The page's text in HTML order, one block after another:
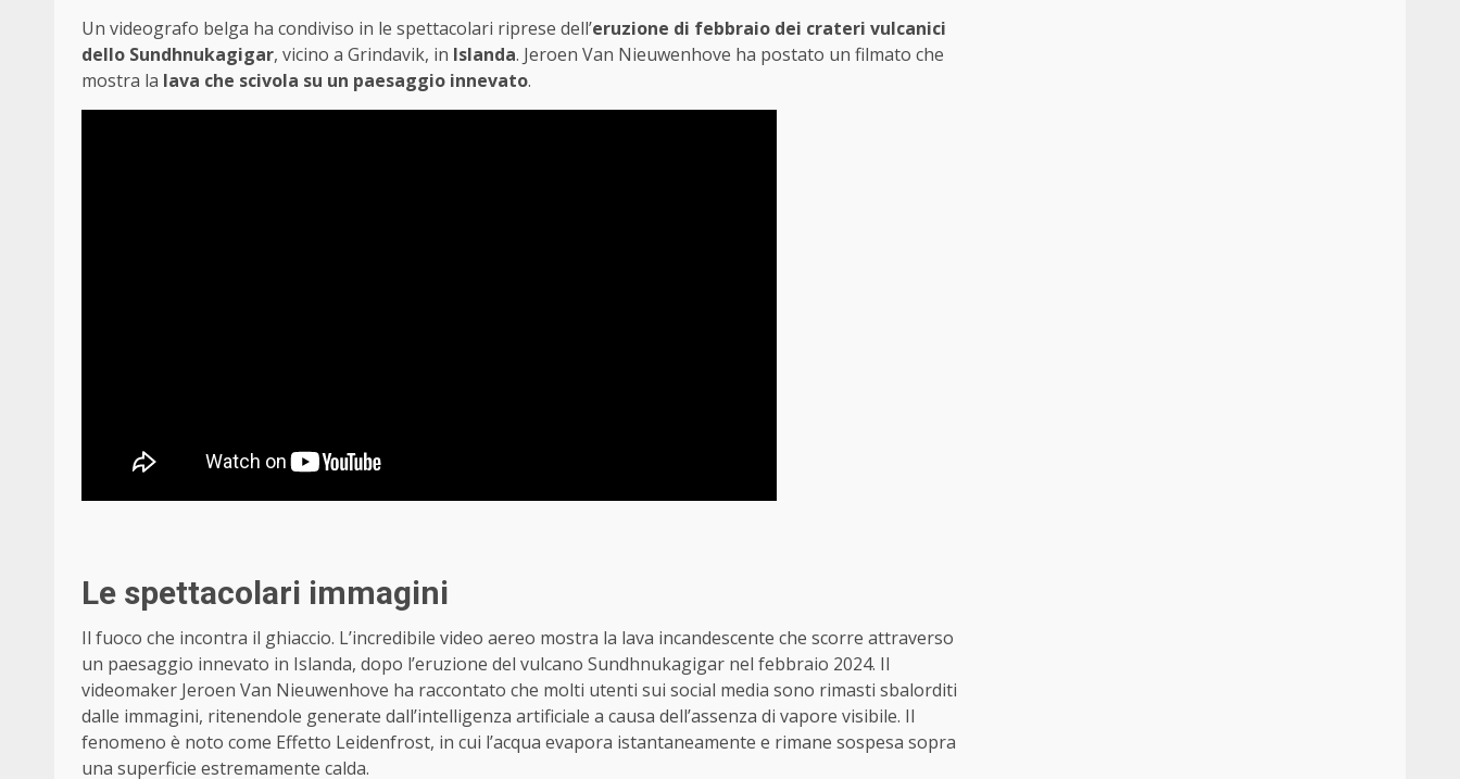
Un videografo belga ha condiviso in le spettacolari riprese dell’eruzione di febbraio dei crateri vulcanici
dello Sundhnukagigar, vicino a Grindavik, in Islanda. Jeroen Van Nieuwenhove ha postato un filmato che
mostra la lava che scivola su un paesaggio innevato.
Le spettacolari immagini
Il fuoco che incontra il ghiaccio. L’incredibile video aereo mostra la lava incandescente che scorre attraverso
un paesaggio innevato in Islanda, dopo l’eruzione del vulcano Sundhnukagigar nel febbraio 2024. Il
videomaker Jeroen Van Nieuwenhove ha raccontato che molti utenti sui social media sono rimasti sbalorditi
dalle immagini, ritenendole generate dall’intelligenza artificiale a causa dell’assenza di vapore visibile. Il
fenomeno è noto come Effetto Leidenfrost, in cui l’acqua evapora istantaneamente e rimane sospesa sopra
una superficie estremamente calda.